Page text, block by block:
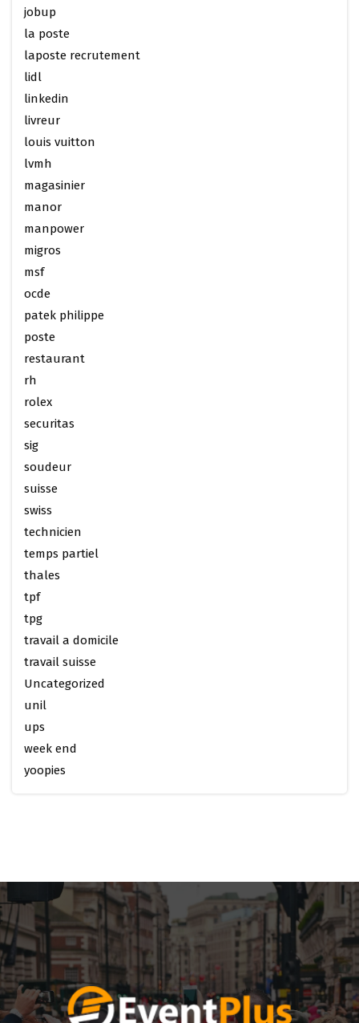
jobup
la poste
laposte recrutement
lidl
linkedin
livreur
louis vuitton
lvmh
magasinier
manor
manpower
migros
msf
ocde
patek philippe
poste
restaurant
rh
rolex
securitas
sig
soudeur
suisse
swiss
technicien
temps partiel
thales
tpf
tpg
travail a domicile
travail suisse
Uncategorized
unil
ups
week end
yoopies